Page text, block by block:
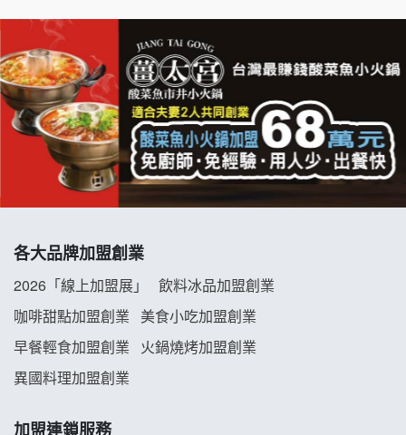
拉亞漢堡加盟說明會
杜芳子古味茶鋪加盟說明會
優握握×酸奶大獅加盟說明會
冬城門加盟說明會
龍涎居好湯加盟說明會
舒油頭加盟說明會
各大品牌加盟創業
2026「線上加盟展」
飲料冰品加盟創業
咖啡甜點加盟創業
美食小吃加盟創業
早餐輕食加盟創業
火鍋燒烤加盟創業
異國料理加盟創業
加盟連鎖服務